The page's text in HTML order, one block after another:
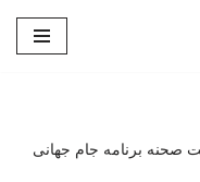
صحنه برنامه جام جهانی